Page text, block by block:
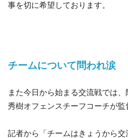
事を切に希望しております。
チームについて問われ涙
また今日から始まる交流戦では
秀樹オフェンスチーフコーチが監
記者から「チームはきょうから